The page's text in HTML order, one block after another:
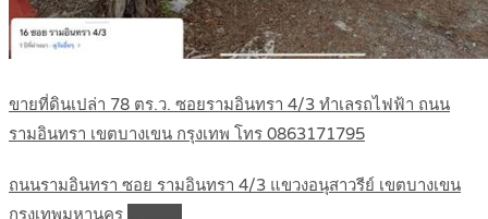
ขายที่ดินเปล่า 78 ตร.ว. ซอยรามอินทรา 4/3 ทำเลรถไฟฟ้า ถนน
รามอินทรา เขตบางเขน กรุงเทพ โทร 0863171795
ถนนรามอินทรา ซอย รามอินทรา 4/3 แขวงอนุสาวรีย์ เขตบางเขน
กรุงเทพมหานคร